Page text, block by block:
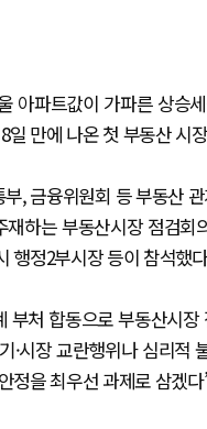
아파트값이 가파른 상승
일 만에 나온 첫 부동산 시
, 금융위원회 등 부동산
하는 부동산시장 점검
행정2부시장 등이 참석했
부처 합동으로 부동산시
·시장 교란행위나 심리
정을 최우선 과제로 삼겠